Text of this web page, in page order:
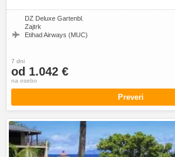
DZ Deluxe Gartenbl.
Zajtrk
Etihad Airways (MUC)
7 dni
od 1.042 €
na osebo
Preveri